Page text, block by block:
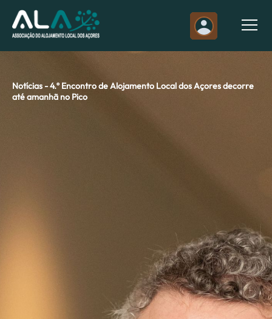
Notícias - 4.º Encontro de Alojamento Local dos Açores decorre
até amanhã no Pico